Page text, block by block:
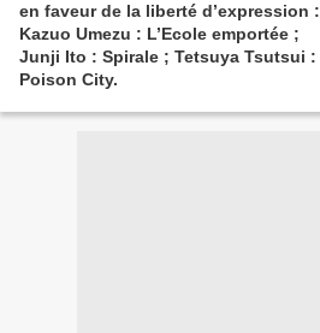
en faveur de la liberté d’expression :
Kazuo Umezu : L’Ecole emportée ;
Junji Ito : Spirale ; Tetsuya Tsutsui :
Poison City.